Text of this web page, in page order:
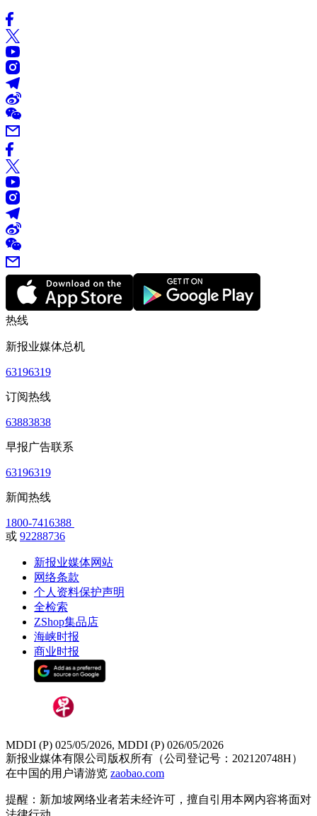
热线
新报业媒体总机
63196319
订阅热线
63883838
早报广告联系
63196319
新闻热线
1800-7416388
或 92288736
新报业媒体网站
网络条款
个人资料保护声明
全检索
ZShop集品店
海峡时报
商业时报
MDDI (P) 025/05/2026, MDDI (P) 026/05/2026
新报业媒体有限公司版权所有（公司登记号：202120748H）
在中国的用户请游览 zaobao.com
提醒：新加坡网络业者若未经许可，擅自引用本网内容将面对